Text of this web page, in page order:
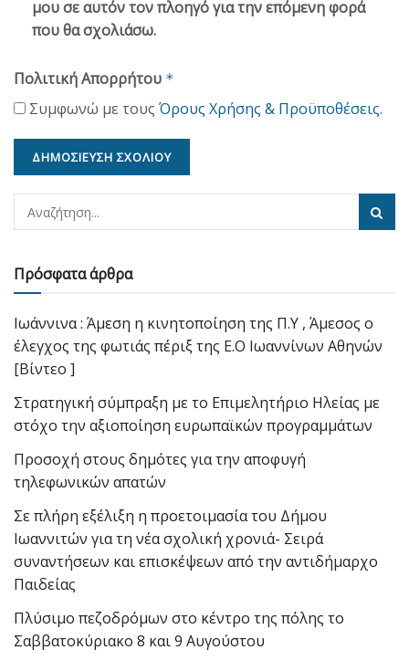
μου σε αυτόν τον πλοηγό για την επόμενη φορά
που θα σχολιάσω.
Πολιτική Απορρήτου *
Συμφωνώ με τους Όρους Χρήσης & Προϋποθέσεις.
Πρόσφατα άρθρα
Ιωάννινα : Άμεση η κινητοποίηση της Π.Υ , Άμεσος ο
έλεγχος της φωτιάς πέριξ της Ε.Ο Ιωαννίνων Αθηνών
[Βίντεο ]
Στρατηγική σύμπραξη με το Επιμελητήριο Ηλείας με
στόχο την αξιοποίηση ευρωπαϊκών προγραμμάτων
Προσοχή στους δημότες για την αποφυγή
τηλεφωνικών απατών
Σε πλήρη εξέλιξη η προετοιμασία του Δήμου
Ιωαννιτών για τη νέα σχολική χρονιά- Σειρά
συναντήσεων και επισκέψεων από την αντιδήμαρχο
Παιδείας
Πλύσιμο πεζοδρόμων στο κέντρο της πόλης το
Σαββατοκύριακο 8 και 9 Αυγούστου